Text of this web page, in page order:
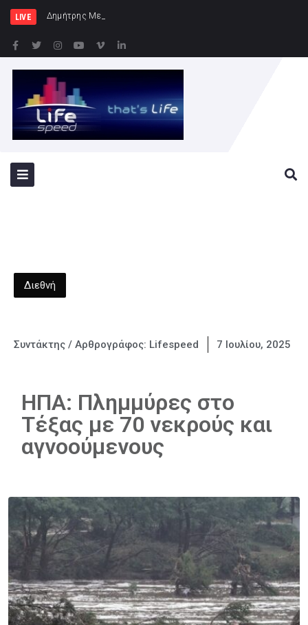
LIVE Δημήτρης Μελίδης: «Ο ΣΥΡΙΖΑ-ΠΣ εί
Διεθνή
Συντάκτης / Αρθρογράφος: Lifespeed 7 Ιουλίου, 2025
ΗΠΑ: Πλημμύρες στο
Τέξας με 70 νεκρούς και
αγνοούμενους